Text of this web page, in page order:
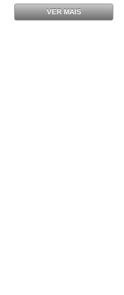
VER MAIS